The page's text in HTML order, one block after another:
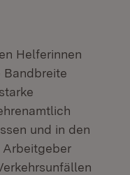
Helferinnen
Bandbreite
und in den
Arbeitgeber